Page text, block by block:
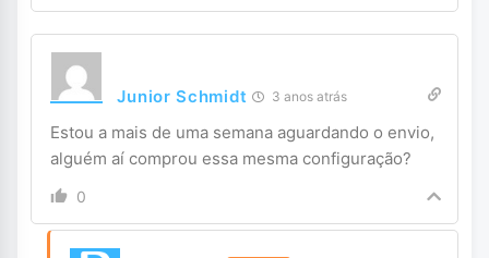
Junior Schmidt 3 anos atrás
Estou a mais de uma semana aguardando o envio,
alguém aí comprou essa mesma configuração?
0